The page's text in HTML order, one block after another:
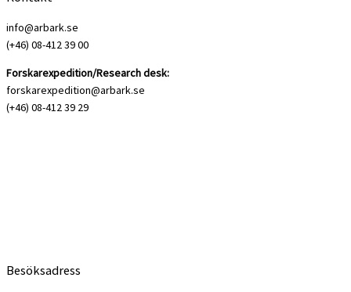
info@arbark.se
(+46) 08-412 39 00
Forskarexpedition/Research desk:
forskarexpedition@arbark.se
(+46) 08-412 39 29
Besöksadress